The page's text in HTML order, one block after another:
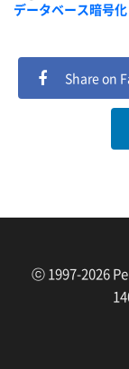
データベース暗号化
Share on
ⓒ 1997-2026